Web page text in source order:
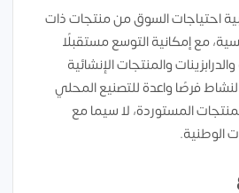
احتياجات السوق من منتجات ذات
مع إمكانية التوسع مستقبلًا
والمنتجات الإنشائية
فرصًا واعدة للتصنيع المحلي
المستوردة، لا سيما مع
الوطنية.